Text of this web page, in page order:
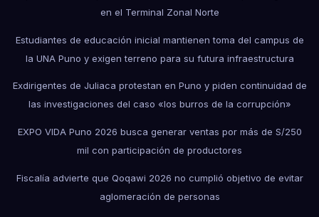
en el Terminal Zonal Norte
Estudiantes de educación inicial mantienen toma del campus de
la UNA Puno y exigen terreno para su futura infraestructura
Exdirigentes de Juliaca protestan en Puno y piden continuidad de
las investigaciones del caso «los burros de la corrupción»
EXPO VIDA Puno 2026 busca generar ventas por más de S/250
mil con participación de productores
Fiscalía advierte que Qoqawi 2026 no cumplió objetivo de evitar
aglomeración de personas